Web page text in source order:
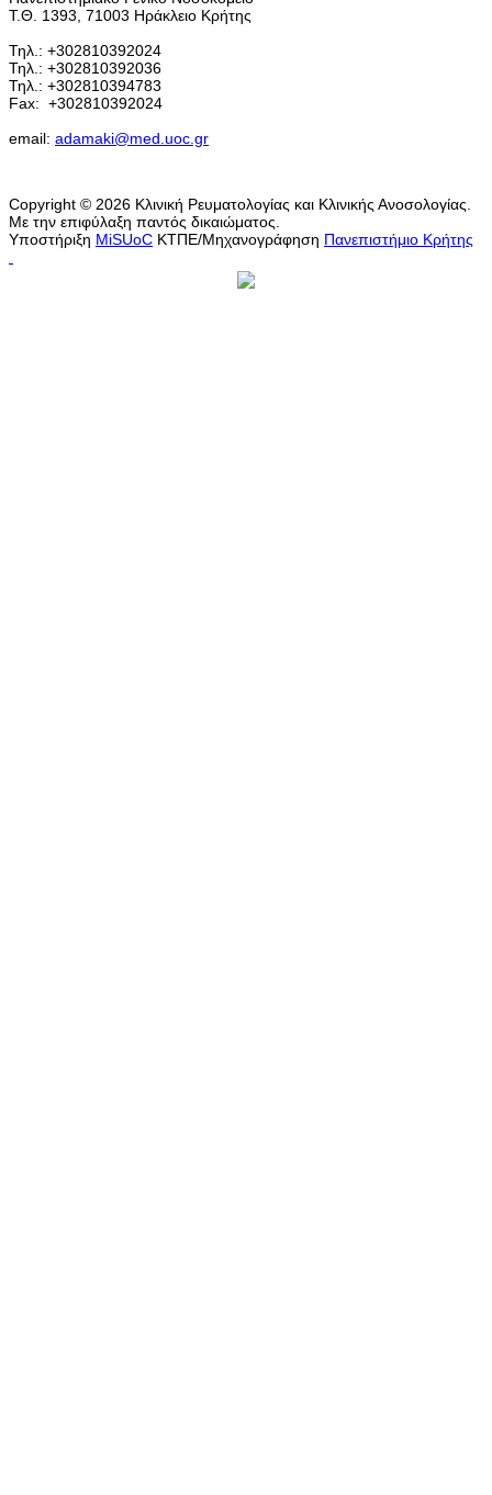
Τ.Θ. 1393, 71003 Ηράκλειο Κρήτης
Τηλ.: +302810392024
Τηλ.: +302810392036
Τηλ.: +302810394783
Fax: +302810392024
email: adamaki@med.uoc.gr
Copyright © 2026 Κλινική Ρευματολογίας και Κλινικής Ανοσολογίας.
Με την επιφύλαξη παντός δικαιώματος.
Υποστήριξη MiSUoC ΚΤΠΕ/Μηχανογράφηση Πανεπιστήμιο Κρήτης